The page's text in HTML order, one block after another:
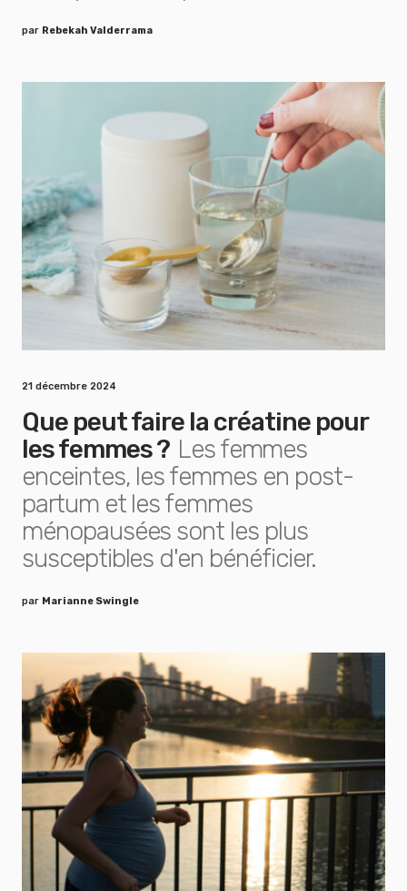
par Rebekah Valderrama
21 décembre 2024
Que peut faire la créatine pour
les femmes ? Les femmes
enceintes, les femmes en post-
partum et les femmes
ménopausées sont les plus
susceptibles d'en bénéficier.
par Marianne Swingle